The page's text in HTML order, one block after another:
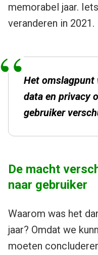
memorabel jaar.
veranderen in 2021.
Het omslagpunt
data en privacy
gebruiker
De macht
naar gebruiker
Waarom was het
jaar? Omdat we
moeten